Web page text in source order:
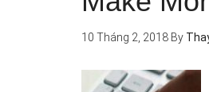
10 Tháng 2, 2018 By